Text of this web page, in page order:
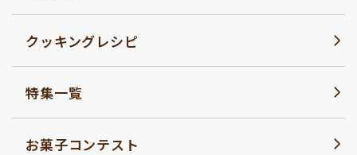
クッキングレシピ
特集一覧
お菓子コンテスト